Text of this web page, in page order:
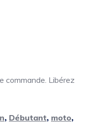
commande. Libérez
, Débutant, moto,